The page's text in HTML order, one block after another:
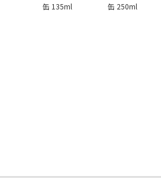
缶 135ml 缶 250ml